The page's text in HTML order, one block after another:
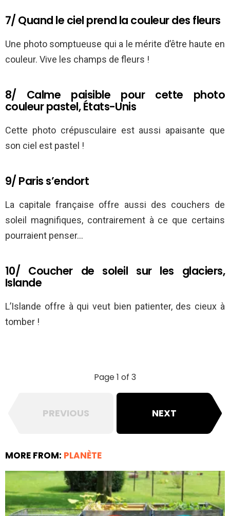
7/ Quand le ciel prend la couleur des fleurs
Une photo somptueuse qui a le mérite d’être haute en
couleur. Vive les champs de fleurs !
8/ Calme paisible pour cette photo
couleur pastel, États-Unis
Cette photo crépusculaire est aussi apaisante que
son ciel est pastel !
9/ Paris s’endort
La capitale française offre aussi des couchers de
soleil magnifiques, contrairement à ce que certains
pourraient penser…
10/ Coucher de soleil sur les glaciers,
Islande
L’Islande offre à qui veut bien patienter, des cieux à
tomber !
Page 1 of 3
PREVIOUS NEXT
MORE FROM: PLANÈTE